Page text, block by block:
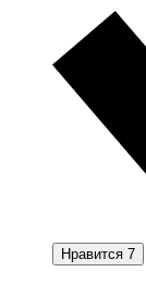
Нравится 7